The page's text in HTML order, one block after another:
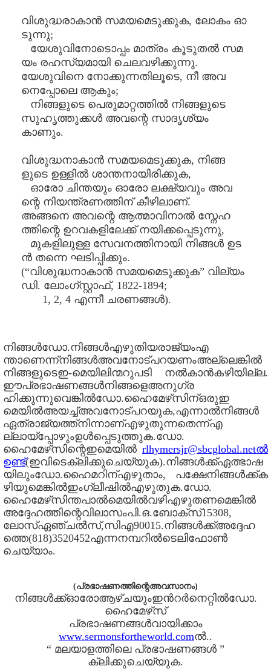
വിശുദ്ധരാകാൻ സമയമെടുക്കുക, ലോകം ഓ
ടുന്നു;
യേശുവിനോടൊപ്പം മാത്രം കൂടുതൽ സമ
യം രഹസ്യമായി ചെലവഴിക്കുന്നു.
യേശുവിനെ നോക്കുന്നതിലൂടെ, നീ അവ
നെപ്പോലെ ആകും;
നിങ്ങളുടെ പെരുമാറ്റത്തിൽ നിങ്ങളുടെ
സുഹൃത്തുക്കൾ അവന്റെ സാദൃശ്യം
കാണും.
വിശുദ്ധനാകാൻ സമയമെടുക്കുക, നിങ്ങ
ളുടെ ഉള്ളിൽ ശാന്തനായിരിക്കുക,
ഓരോ ചിന്തയും ഓരോ ലക്ഷ്യവും അവ
ന്റെ നിയന്ത്രണത്തിന് കീഴിലാണ്.
അങ്ങനെ അവന്റെ ആത്മാവിനാൽ സ്നേഹ
ത്തിന്റെ ഉറവകളിലേക്ക് നയിക്കപ്പെടുന്നു,
മുകളിലുള്ള സേവനത്തിനായി നിങ്ങൾ ഉട
ൻ തന്നെ ഘടിപ്പിക്കും.
(“വിശുദ്ധനാകാൻ സമയമെടുക്കുക” വില്യം
ഡി. ലോംഗ്സ്റ്റാഫ്, 1822-1894;
1, 2, 4 എന്നീ ചരണങ്ങൾ).
നിങ്ങൾഡോ.നിങ്ങൾഎഴുതിയരാജ്യംഎ
ന്താണെന്ന്നിങ്ങൾഅവനോട്പറയണംഅല്ലെങ്കിൽ
നിങ്ങളുടെഇ-മെയിലിന്മറുപടി നൽകാൻകഴിയില്ല.
ഈപ്രഭാഷണങ്ങൾനിങ്ങളെഅനുഗ്ര
ഹിക്കുന്നുവെങ്കിൽഡോ.ഹൈമേഴ്‌സിന്ഒരുഇ
മെയിൽഅയച്ച്അവനോട്പറയുക,എന്നാൽനിങ്ങൾ
ഏത്രാജ്യത്ത്നിന്നാണ്എഴുതുന്നതെന്ന്എ
ല്ലായ്പ്പോഴുംഉൾപ്പെടുത്തുക.ഡോ.
ഹൈമേഴ്‌സിന്റെഇമെയിൽ rlhymersjr@sbcglobal.netൽ
ഉണ്ട്(ഇവിടെക്ലിക്കുചെയ്യുക).നിങ്ങൾക്ക്ഏത്ഭാഷ
യിലുംഡോ.ഹൈമറിന്എഴുതാം, പക്ഷേനിങ്ങൾക്ക്ക
ഴിയുമെങ്കിൽഇംഗ്ലീഷിൽഎഴുതുക.ഡോ.
ഹൈമേഴ്‌സിന്തപാൽമെയിൽവഴിഎഴുതണമെങ്കിൽ
അദ്ദേഹത്തിന്റെവിലാസംപി.ഒ.ബോക്സ്15308,
ലോസ്ഏഞ്ചൽസ്,സി‌എ90015.നിങ്ങൾക്ക്അദ്ദേഹ
ത്തെ(818)3520452എന്നനമ്പറിൽടെലിഫോൺ
ചെയ്യാം.
(പ്രഭാഷണത്തിന്റെഅവസാനം)
നിങ്ങൾക്ക്ഓരോആഴ്ചയുംഇൻറർനെറ്റിൽഡോ.
ഹൈമേഴ്‌സ്
പ്രഭാഷണങ്ങൾവായിക്കാം
www.sermonsfortheworld.comൽ..
“ മലയാളത്തിലെ പ്രഭാഷണങ്ങൾ ”
ക്ലിക്കുചെയ്യുക.